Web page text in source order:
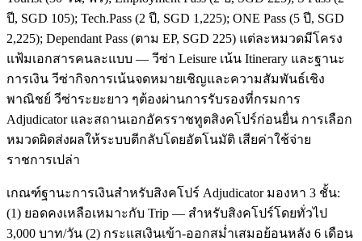
ปี, SGD 105); Tech.Pass (2 ปี, SGD 1,225); ONE Pass (5 ปี, SGD
2,225); Dependant Pass (ตาม EP, SGD 225) แต่ละหมวดมีโครง
แฟ้มเอกสารคนละแบบ — วีซ่า Leisure เน้น Itinerary และฐานะ
การเงิน วีซ่ากิจการเน้นจดหมายเชิญและความสัมพันธ์เชิง
พาณิชย์ วีซ่าระยะยาว ๆต้องผ่านการรับรองที่กรมการ
Adjudicator และสถานเอกอัครราชทูตสิงคโปร์ก่อนยื่น การเลือก
หมวดผิดส่งผลให้ระบบตีกลับโดยอัตโนมัติ เสียค่าใช้จ่าย
ราชการเปล่า
เกณฑ์ฐานะการเงินสำหรับสิงคโปร์ Adjudicator มองหา 3 ชั้น:
(1) ยอดคงเหลือเหมาะกับ Trip — สำหรับสิงคโปร์โดยทั่วไป
3,000 บาท/วัน (2) กระแสเงินเข้า-ออกสม่ำเสมอย้อนหลัง 6 เดือน